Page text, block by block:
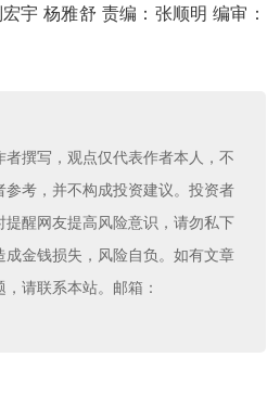
宇 杨雅舒 责编：张顺明 编审：
撰写，观点仅代表作者本人，不
考，并不构成投资建议。投资者
醒网友提高风险意识，请勿私下
金钱损失，风险自负。如有文章
请联系本站。邮箱：